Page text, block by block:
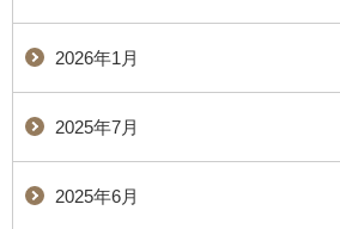
2026年1月
2025年7月
2025年6月